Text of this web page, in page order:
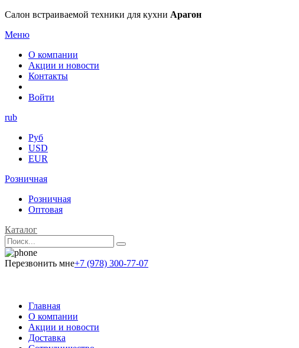
Салон встраиваемой техники для кухни Арагон
Меню
О компании
Акции и новости
Контакты
Войти
rub
Руб
USD
EUR
Розничная
Розничная
Оптовая
Каталог
Перезвонить мне+7 (978) 300-77-07
Главная
О компании
Акции и новости
Доставка